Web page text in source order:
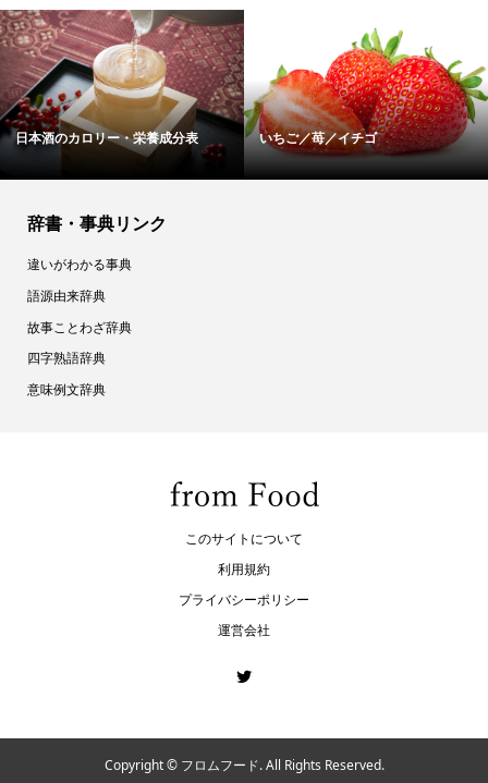
ちご／苺／イチゴ にんにく／大蒜／葫／ニンニク
辞書・事典リンク
違いがわかる事典
語源由来辞典
故事ことわざ辞典
四字熟語辞典
意味例文辞典
このサイトについて
利用規約
プライバシーポリシー
運営会社
Copyright ©フロムフード. All Rights Reserved.